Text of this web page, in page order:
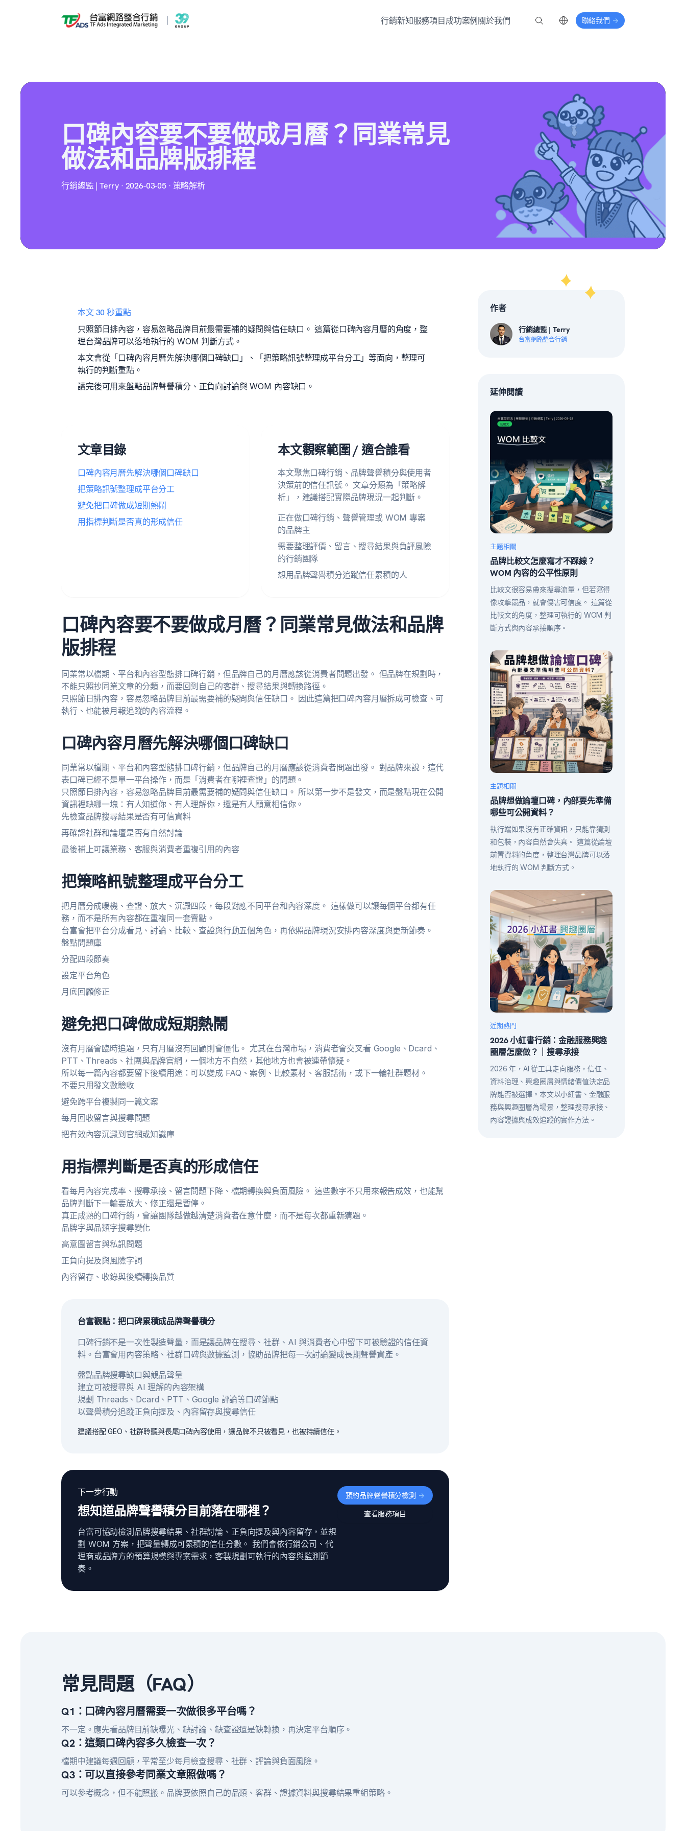
行銷新知服務項目 成功案例 關於我們 聯絡我們 ->
口碑內容要不要做成月曆？同業常見
做法和品牌版排程
行銷總監 | Terry · 2026-03-05 · 策略解析
本文 30 秒重點
只照節日排內容，容易忽略品牌目前最需要補的疑問與信任缺口。 這篇從口碑內容月曆的角度，整
理台灣品牌可以落地執行的 WOM 判斷方式。
本文會從「口碑內容月曆先解決哪個口碑缺口」、「把策略訊號整理成平台分工」等面向，整理可
執行的判斷重點。
讀完後可用來盤點品牌聲譽積分、正負向討論與 WOM 內容缺口。
文章目錄
口碑內容月曆先解決哪個口碑缺口
把策略訊號整理成平台分工
避免把口碑做成短期熱鬧
用指標判斷是否真的形成信任
本文觀察範圍 / 適合誰看
本文聚焦口碑行銷、品牌聲譽積分與使用者
決策前的信任訊號。 文章分類為「策略解
析」，建議搭配實際品牌現況一起判斷。
正在做口碑行銷、聲譽管理或 WOM 專案
的品牌主
需要整理評價、留言、搜尋結果與負評風險
的行銷團隊
想用品牌聲譽積分追蹤信任累積的人
口碑內容要不要做成月曆？同業常見做法和品牌
版排程
同業常以檔期、平台和內容型態排口碑行銷，但品牌自己的月曆應該從消費者問題出發。 但品牌在規劃時，
不能只照抄同業文章的分類，而要回到自己的客群、搜尋結果與轉換路徑。
只照節日排內容，容易忽略品牌目前最需要補的疑問與信任缺口。 因此這篇把口碑內容月曆拆成可檢查、可
執行、也能被月報追蹤的內容流程。
口碑內容月曆先解決哪個口碑缺口
同業常以檔期、平台和內容型態排口碑行銷，但品牌自己的月曆應該從消費者問題出發。 對品牌來說，這代
表口碑已經不是單一平台操作，而是「消費者在哪裡查證」的問題。
只照節日排內容，容易忽略品牌目前最需要補的疑問與信任缺口。 所以第一步不是發文，而是盤點現在公開
資訊裡缺哪一塊：有人知道你、有人理解你，還是有人願意相信你。
先檢查品牌搜尋結果是否有可信資料
再確認社群和論壇是否有自然討論
最後補上可讓業務、客服與消費者重複引用的內容
把策略訊號整理成平台分工
把月曆分成暖機、查證、放大、沉澱四段，每段對應不同平台和內容深度。 這樣做可以讓每個平台都有任
務，而不是所有內容都在重複同一套賣點。
台富會把平台分成看見、討論、比較、查證與行動五個角色，再依照品牌現況安排內容深度與更新節奏。
盤點問題庫
分配四段節奏
設定平台角色
月底回顧修正
避免把口碑做成短期熱鬧
沒有月曆會臨時追題，只有月曆沒有回顧則會僵化。 尤其在台灣市場，消費者會交叉看 Google、Dcard、
PTT、Threads、社團與品牌官網，一個地方不自然，其他地方也會被連帶懷疑。
所以每一篇內容都要留下後續用途：可以變成 FAQ、案例、比較素材、客服話術，或下一輪社群題材。
不要只用發文數驗收
避免跨平台複製同一篇文案
每月回收留言與搜尋問題
把有效內容沉澱到官網或知識庫
用指標判斷是否真的形成信任
看每月內容完成率、搜尋承接、留言問題下降、檔期轉換與負面風險。 這些數字不只用來報告成效，也能幫
品牌判斷下一輪要放大、修正還是暫停。
真正成熟的口碑行銷，會讓團隊越做越清楚消費者在意什麼，而不是每次都重新猜題。
品牌字與品類字搜尋變化
高意圖留言與私訊問題
正負向提及與風險字詞
內容留存、收錄與後續轉換品質
台富觀點：把口碑累積成品牌聲譽積分
口碑行銷不是一次性製造聲量，而是讓品牌在搜尋、社群、AI 與消費者心中留下可被驗證的信任資
料。台富會用內容策略、社群口碑與數據監測，協助品牌把每一次討論變成長期聲譽資產。
盤點品牌搜尋缺口與競品聲量
建立可被搜尋與 AI 理解的內容架構
規劃 Threads、Dcard、PTT、Google 評論等口碑節點
以聲譽積分追蹤正負向提及、內容留存與搜尋信任
建議搭配 GEO、社群聆聽與長尾口碑內容使用，讓品牌不只被看見，也被持續信任。
下一步行動
想知道品牌聲譽積分目前落在哪裡？
台富可協助檢測品牌搜尋結果、社群討論、正負向提及與內容留存，並規
劃 WOM 方案，把聲量轉成可累積的信任分數。 我們會依行銷公司、代
理商或品牌方的預算規模與專案需求，客製規劃可執行的內容與監測節
奏。
預約品牌聲譽積分檢測 ->
查看服務項目
作者
行銷總監 | Terry
台富網路整合行銷
延伸閱讀
主題相關
品牌比較文怎麼寫才不踩線？
WOM 內容的公平性原則
比較文很容易帶來搜尋流量，但若寫得
像攻擊競品，就會傷害可信度。 這篇從
比較文的角度，整理可執行的 WOM 判
斷方式與內容承接順序。
主題相關
品牌想做論壇口碑，內部要先準備
哪些可公開資料？
執行端如果沒有正確資訊，只能靠猜測
和包裝，內容自然會失真。 這篇從論壇
前置資料的角度，整理台灣品牌可以落
地執行的 WOM 判斷方式。
近期熱門
2026 小紅書行銷：金融服務興趣
圈層怎麼做？｜搜尋承接
2026 年，AI 從工具走向服務，信任、
資料治理、興趣圈層與情緒價值決定品
牌能否被選擇。本文以小紅書、金融服
務與興趣圈層為場景，整理搜尋承接、
內容證據與成效追蹤的實作方法。
常見問題（FAQ）
Q1：口碑內容月曆需要一次做很多平台嗎？
不一定。應先看品牌目前缺曝光、缺討論、缺查證還是缺轉換，再決定平台順序。
Q2：這類口碑內容多久檢查一次？
檔期中建議每週回顧，平常至少每月檢查搜尋、社群、評論與負面風險。
Q3：可以直接參考同業文章照做嗎？
可以參考概念，但不能照搬。品牌要依照自己的品類、客群、證據資料與搜尋結果重組策略。